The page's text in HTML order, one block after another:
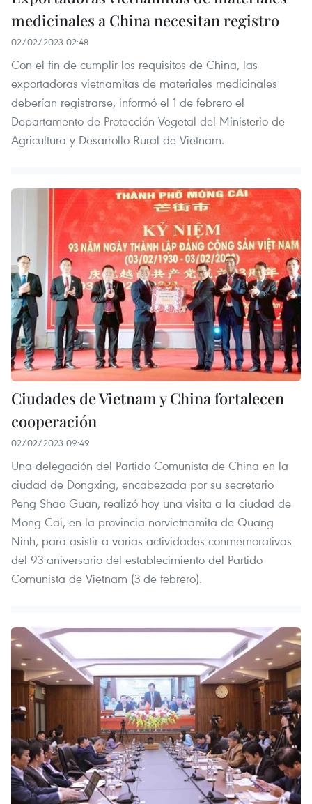
medicinales a China necesitan registro
02/02/2023 02:48
Con el fin de cumplir los requisitos de China, las
exportadoras vietnamitas de materiales medicinales
deberían registrarse, informó el 1 de febrero el
Departamento de Protección Vegetal del Ministerio de
Agricultura y Desarrollo Rural de Vietnam.
Ciudades de Vietnam y China fortalecen
cooperación
02/02/2023 09:49
Una delegación del Partido Comunista de China en la
ciudad de Dongxing, encabezada por su secretario
Peng Shao Guan, realizó hoy una visita a la ciudad de
Mong Cai, en la provincia norvietnamita de Quang
Ninh, para asistir a varias actividades conmemorativas
del 93 aniversario del establecimiento del Partido
Comunista de Vietnam (3 de febrero).